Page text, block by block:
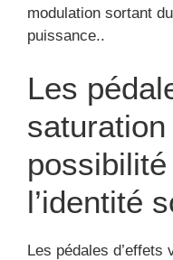
modulation sortant
puissance..
Les
l’identité
Les pédales